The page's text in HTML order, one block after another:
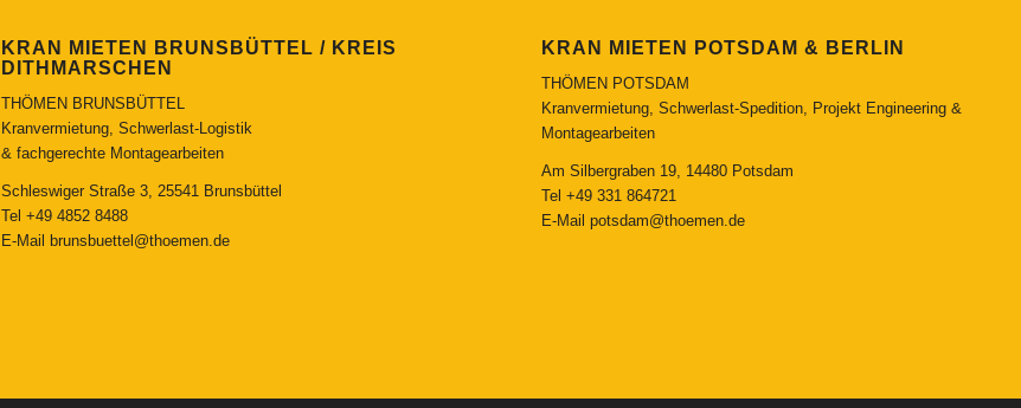
KRAN MIETEN BRUNSBÜTTEL / KREIS
DITHMARSCHEN
THÖMEN BRUNSBÜTTEL
Kranvermietung, Schwerlast-Logistik
& fachgerechte Montagearbeiten
Schleswiger Straße 3, 25541 Brunsbüttel
Tel +49 4852 8488
E-Mail brunsbuettel@thoemen.de
KRAN MIETEN POTSDAM & BERLIN
THÖMEN POTSDAM
Kranvermietung, Schwerlast-Spedition, Projekt Engineering &
Montagearbeiten
Am Silbergraben 19, 14480 Potsdam
Tel +49 331 864721
E-Mail potsdam@thoemen.de